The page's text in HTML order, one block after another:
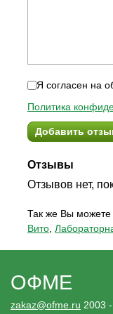
Я согласен на
Политика
Добавить
Отзывы
Отзывов нет,
Так же Вы можете
Вито,
ОФМЕ
zakaz@ofme.ru 2003